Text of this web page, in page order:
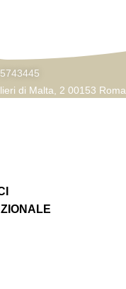
di Malta, 2 00153 Roma